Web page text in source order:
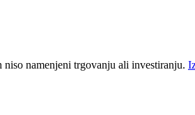
namenjeni trgovanju ali investiranju.